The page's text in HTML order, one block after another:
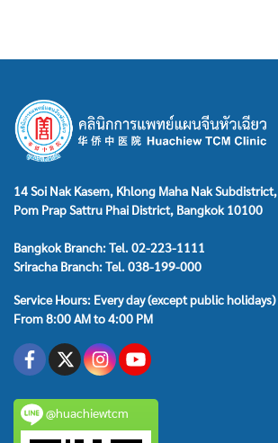
14 Soi Nak Kasem, Khlong Maha Nak Subdistrict,
Pom Prap Sattru Phai District, Bangkok 10100
Bangkok Branch: Tel. 02-223-1111
Sriracha Branch: Tel. 038-199-000
Service Hours: Every day (except public holidays)
From 8:00 AM to 4:00 PM
@huachiewtcm